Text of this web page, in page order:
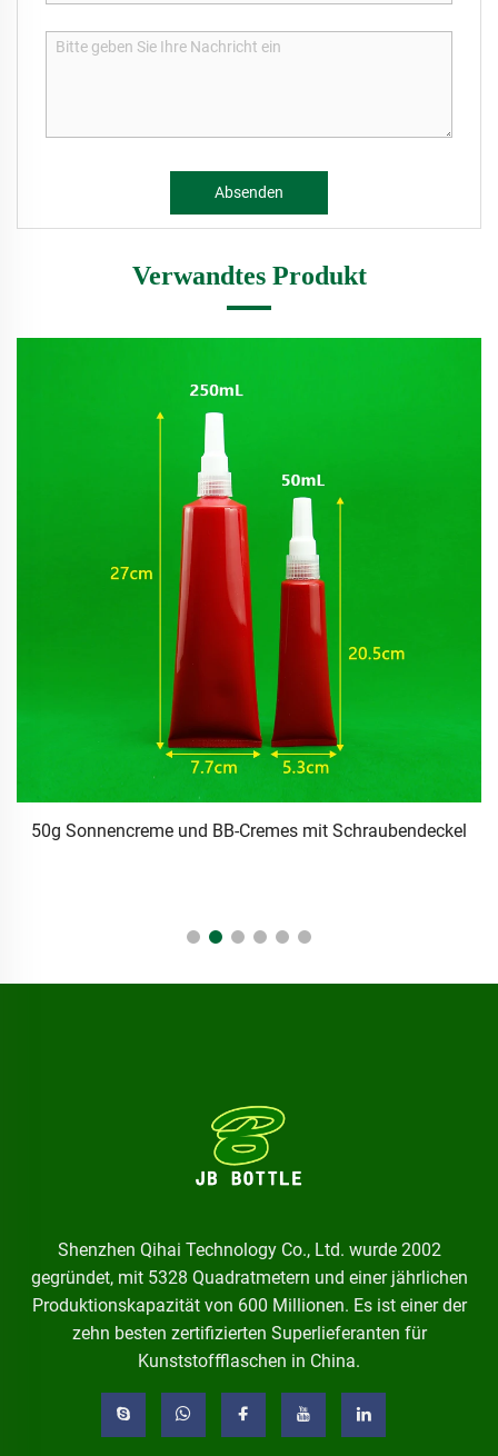
Absenden
Verwandtes Produkt
1 Oz Hdpe Flach ovale Kunststoffklebflasche Natürliche
Shenzhen Qihai Technology Co., Ltd. wurde 2002
gegründet, mit 5328 Quadratmetern und einer jährlichen
Produktionskapazität von 600 Millionen. Es ist einer der
zehn besten zertifizierten Superlieferanten für
Kunststoffflaschen in China.